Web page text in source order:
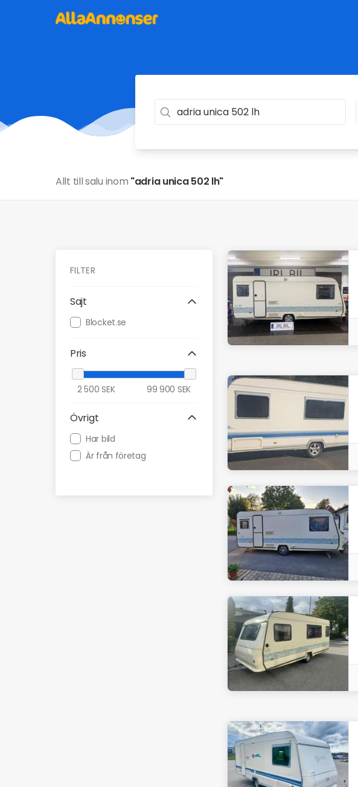
Allt till salu inom "adria unica 502 lh"
FILTER
Sajt
Blocket.se
Pris
2 500 SEK 99 900 SEK
Övrigt
Har bild
Är från företag